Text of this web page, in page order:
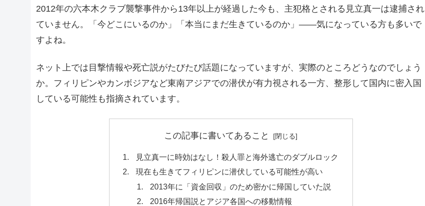
2012年の六本木クラブ襲撃事件から13年以上が経過した今も、主犯格とされる見立真一は逮捕され
ていません。「今どこにいるのか」「本当にまだ生きているのか」――気になっている方も多いで
すよね。
ネット上では目撃情報や死亡説がたびたび話題になっていますが、実際のところどうなのでしょう
か。フィリピンやカンボジアなど東南アジアでの潜伏が有力視される一方、整形して国内に密入国
している可能性も指摘されています。
この記事に書いてあること
見立真一に時効はなし！殺人罪と海外逃亡のダブルロック
現在も生きてフィリピンに潜伏している可能性が高い
2013年に「資金回収」のため密かに帰国していた説
2016年帰国説とアジア各国への移動情報